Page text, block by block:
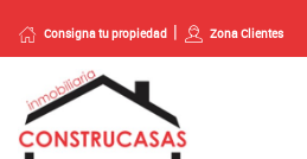
Consigna tu propiedad Zona Clientes